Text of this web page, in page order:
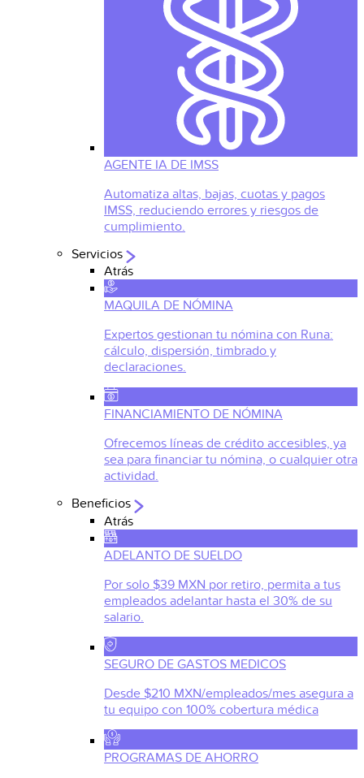
AGENTE IA DE IMSS
Automatiza altas, bajas, cuotas y pagos
IMSS, reduciendo errores y riesgos de
cumplimiento.
Servicios
Atrás
MAQUILA DE NÓMINA
Expertos gestionan tu nómina con Runa:
cálculo, dispersión, timbrado y
declaraciones.
FINANCIAMIENTO DE NÓMINA
Ofrecemos líneas de crédito accesibles, ya
sea para financiar tu nómina, o cualquier otra
actividad.
Beneficios
Atrás
ADELANTO DE SUELDO
Por solo $39 MXN por retiro, permita a tus
empleados adelantar hasta el 30% de su
salario.
SEGURO DE GASTOS MEDICOS
Desde $210 MXN/empleados/mes asegura a
tu equipo con 100% cobertura médica
PROGRAMAS DE AHORRO